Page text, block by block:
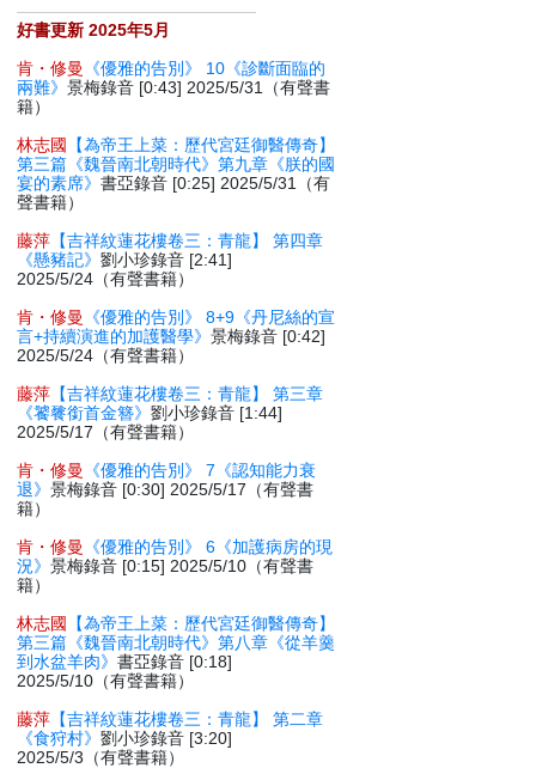
好書更新 2025年5月
肯・修曼
《優雅的告別》 10《診斷面臨的
兩難》景梅錄音 [0:43] 2025/5/31（有聲書
籍）
林志國
【為帝王上菜：歷代宮廷御醫傳奇】
第三篇《魏晉南北朝時代》第九章《朕的國
宴的素席》書亞錄音 [0:25] 2025/5/31（有
聲書籍）
藤萍 【吉祥紋蓮花樓卷三：青龍】 第四章
《懸豬記》劉小珍錄音 [2:41]
2025/5/24（有聲書籍）
肯・修曼
《優雅的告別》 8+9《丹尼絲的宣
言+持續演進的加護醫學》景梅錄音 [0:42]
2025/5/24（有聲書籍）
藤萍 【吉祥紋蓮花樓卷三：青龍】 第三章
《饕餮銜首金簪》劉小珍錄音 [1:44]
2025/5/17（有聲書籍）
肯・修曼
《優雅的告別》 7《認知能力衰
退》景梅錄音 [0:30] 2025/5/17（有聲書
籍）
肯・修曼
《優雅的告別》 6《加護病房的現
況》景梅錄音 [0:15] 2025/5/10（有聲書
籍）
林志國
【為帝王上菜：歷代宮廷御醫傳奇】
第三篇《魏晉南北朝時代》第八章《從羊羹
到水盆羊肉》書亞錄音 [0:18]
2025/5/10（有聲書籍）
藤萍 【吉祥紋蓮花樓卷三：青龍】 第二章
《食狩村》劉小珍錄音 [3:20]
2025/5/3（有聲書籍）